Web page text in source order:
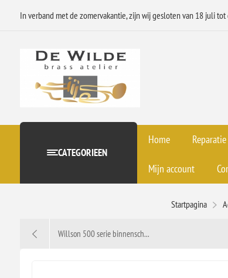
In verband met de zomervakantie, zijn wij gesloten van 18 juli tot
CATEGORIEEN
Home
Mijn account
Startpagina
Willson 500 serie binnensch...